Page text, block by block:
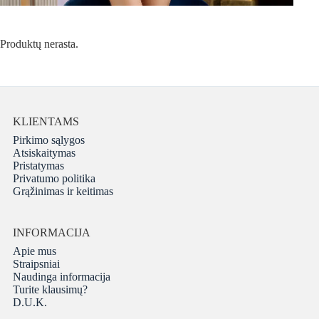
Produktų nerasta.
KLIENTAMS
Pirkimo sąlygos
Atsiskaitymas
Pristatymas
Privatumo politika
Grąžinimas ir keitimas
INFORMACIJA
Apie mus
Straipsniai
Naudinga informacija
Turite klausimų?
D.U.K.